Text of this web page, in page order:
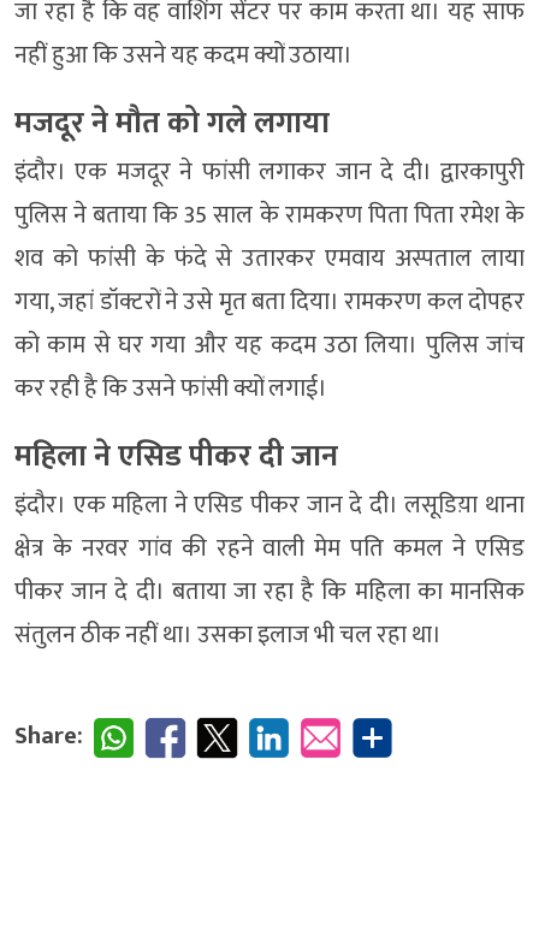
जा रहा है कि वह वाशिंग सेंटर पर काम करता था। यह साफ
नहीं हुआ कि उसने यह कदम क्यों उठाया।
मजदूर ने मौत को गले लगाया
इंदौर। एक मजदूर ने फांसी लगाकर जान दे दी। द्वारकापुरी
पुलिस ने बताया कि 35 साल के रामकरण पिता पिता रमेश के
शव को फांसी के फंदे से उतारकर एमवाय अस्पताल लाया
गया, जहां डॉक्टरों ने उसे मृत बता दिया। रामकरण कल दोपहर
को काम से घर गया और यह कदम उठा लिया। पुलिस जांच
कर रही है कि उसने फांसी क्यों लगाई।
महिला ने एसिड पीकर दी जान
इंदौर। एक महिला ने एसिड पीकर जान दे दी। लसूडिय़ा थाना
क्षेत्र के नरवर गांव की रहने वाली मेम पति कमल ने एसिड
पीकर जान दे दी। बताया जा रहा है कि महिला का मानसिक
संतुलन ठीक नहीं था। उसका इलाज भी चल रहा था।
Share: